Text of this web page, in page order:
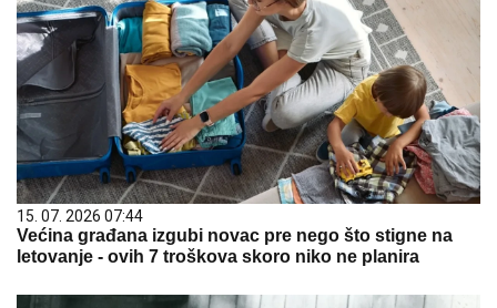
15. 07. 2026 07:44
Većina građana izgubi novac pre nego što stigne na
letovanje - ovih 7 troškova skoro niko ne planira